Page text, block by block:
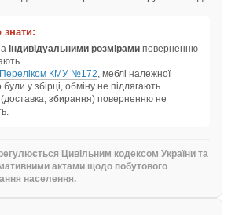
індивідуальними розмірами поверненню
Переліком КМУ №172, меблі належної
були у збірці, обміну не підлягають.
(доставка, збирання) поверненню не
Цивільним кодексом України та
актами щодо побутового
населення.